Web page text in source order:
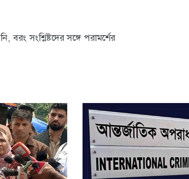
বরং সংশ্লিষ্টদের সঙ্গে পরামর্শের